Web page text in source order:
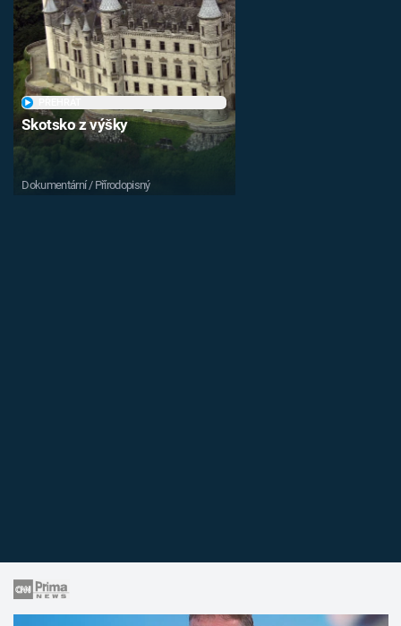
Skotsko z výšky
Dokumentární / Přírodopisný